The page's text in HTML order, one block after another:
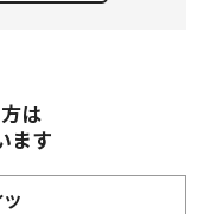
は
ます